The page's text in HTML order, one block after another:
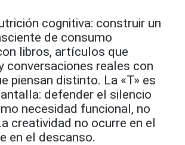
cognitiva: construir un
de consumo
libros, artículos que
conversaciones reales con
piensan distinto. La «T» es
defender el silencio
necesidad funcional, no
creatividad no ocurre en el
en el descanso.